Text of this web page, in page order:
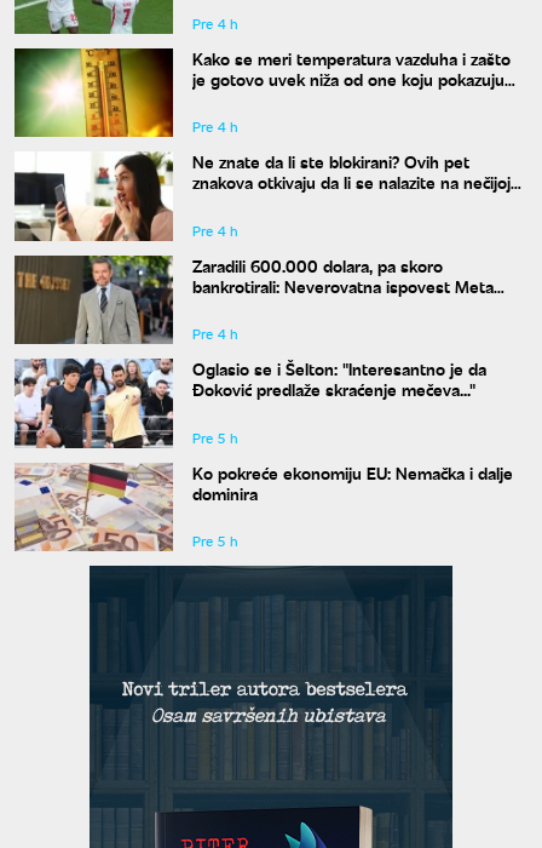
Pre 4 h
Kako se meri temperatura vazduha i zašto
je gotovo uvek niža od one koju pokazuju
Pre 4 h
Ne znate da li ste blokirani? Ovih pet
znakova otkivaju da li se nalazite na nečijoj
Pre 4 h
Zaradili 600.000 dolara, pa skoro
bankrotirali: Neverovatna ispovest Meta
Pre 4 h
Oglasio se i Šelton: "Interesantno je da
Đoković predlaže skraćenje mečeva..."
Pre 5 h
Ko pokreće ekonomiju EU: Nemačka i dalje
dominira
Pre 5 h